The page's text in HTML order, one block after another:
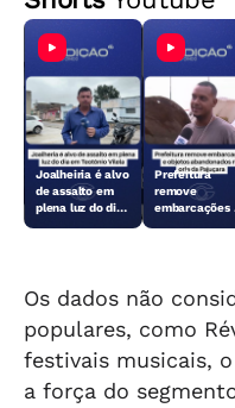
Joalheiria é alvo
de assalto em
plena luz do dia
Prefeitura
remove
embarcações
Os dados não
populares, como
festivais musicais,
a força do